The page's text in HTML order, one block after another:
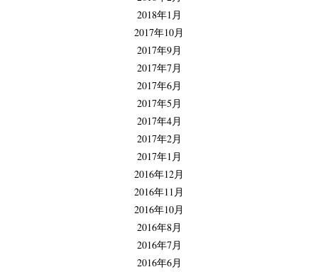
2018年1月
2017年10月
2017年9月
2017年7月
2017年6月
2017年5月
2017年4月
2017年2月
2017年1月
2016年12月
2016年11月
2016年10月
2016年8月
2016年7月
2016年6月